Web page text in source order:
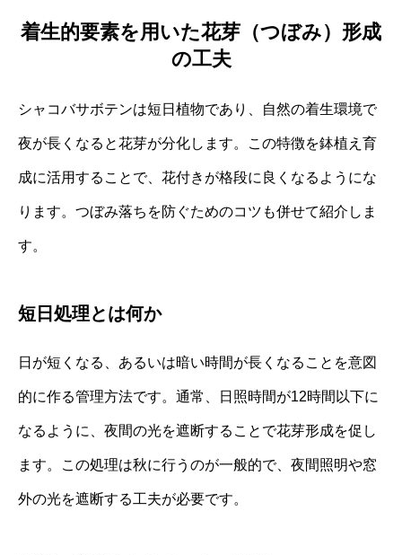
着生的要素を用いた花芽（つぼみ）形成
の工夫
シャコバサボテンは短日植物であり、自然の着生環境で
夜が長くなると花芽が分化します。この特徴を鉢植え育
成に活用することで、花付きが格段に良くなるようにな
ります。つぼみ落ちを防ぐためのコツも併せて紹介しま
す。
短日処理とは何か
日が短くなる、あるいは暗い時間が長くなることを意図
的に作る管理方法です。通常、日照時間が12時間以下に
なるように、夜間の光を遮断することで花芽形成を促し
ます。この処理は秋に行うのが一般的で、夜間照明や窓
外の光を遮断する工夫が必要です。